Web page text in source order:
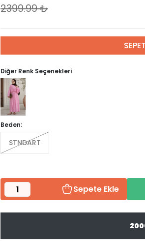
2399.99₺
Diğer Renk Seçenekleri
Beden:
STNDART
Sepete Ekle